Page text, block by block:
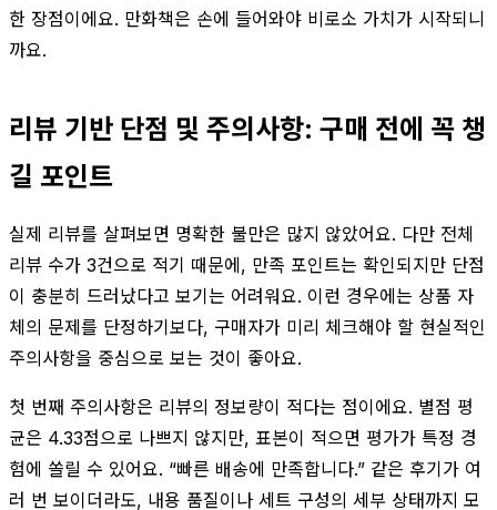
한 장점이에요. 만화책은 손에 들어와야 비로소 가치가 시작되니
까요.
리뷰 기반 단점 및 주의사항: 구매 전에 꼭 챙
길 포인트
실제 리뷰를 살펴보면 명확한 불만은 많지 않았어요. 다만 전체
리뷰 수가 3건으로 적기 때문에, 만족 포인트는 확인되지만 단점
이 충분히 드러났다고 보기는 어려워요. 이런 경우에는 상품 자
체의 문제를 단정하기보다, 구매자가 미리 체크해야 할 현실적인
주의사항을 중심으로 보는 것이 좋아요.
첫 번째 주의사항은 리뷰의 정보량이 적다는 점이에요. 별점 평
균은 4.33점으로 나쁘지 않지만, 표본이 적으면 평가가 특정 경
험에 쏠릴 수 있어요. “빠른 배송에 만족합니다.” 같은 후기가 여
러 번 보이더라도, 내용 품질이나 세트 구성의 세부 상태까지 모